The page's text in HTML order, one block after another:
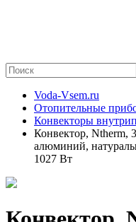
Voda-Vsem.ru
Отопительные
Конвекторы
Конвектор, Ntherm,
алюминий,
1027 Вт